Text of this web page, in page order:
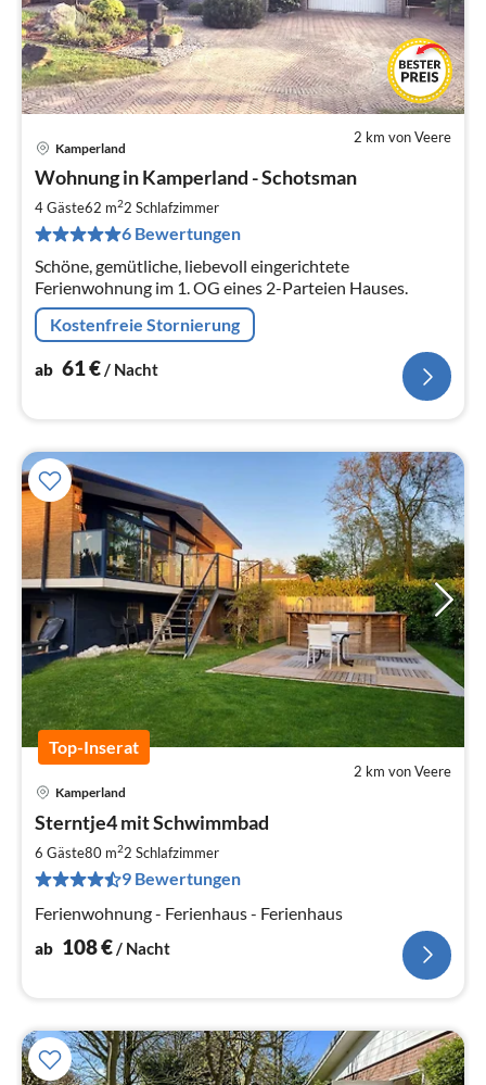
2 km von Veere
Kamperland
Wohnung in Kamperland - Schotsman
4 Gäste62 m22 Schlafzimmer
6 Bewertungen
Schöne, gemütliche, liebevoll eingerichtete
Ferienwohnung im 1. OG eines 2-Parteien Hauses.
Kostenfreie Stornierung
ab 61€/ Nacht
Top-Inserat
2 km von Veere
Kamperland
Sterntje4 mit Schwimmbad
6 Gäste80 m22 Schlafzimmer
9 Bewertungen
Ferienwohnung - Ferienhaus - Ferienhaus
ab 108€/ Nacht